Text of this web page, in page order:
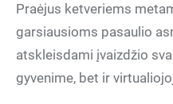
Praėjus ketveriems
garsiausioms pasaulio
atskleisdami įvaizdžio
gyvenime, bet ir